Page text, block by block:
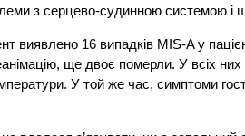
з серцево-судинною системою і
виявлено 16 випадків MIS-A у
ще двоє померли. У всіх
У той же час, симптоми